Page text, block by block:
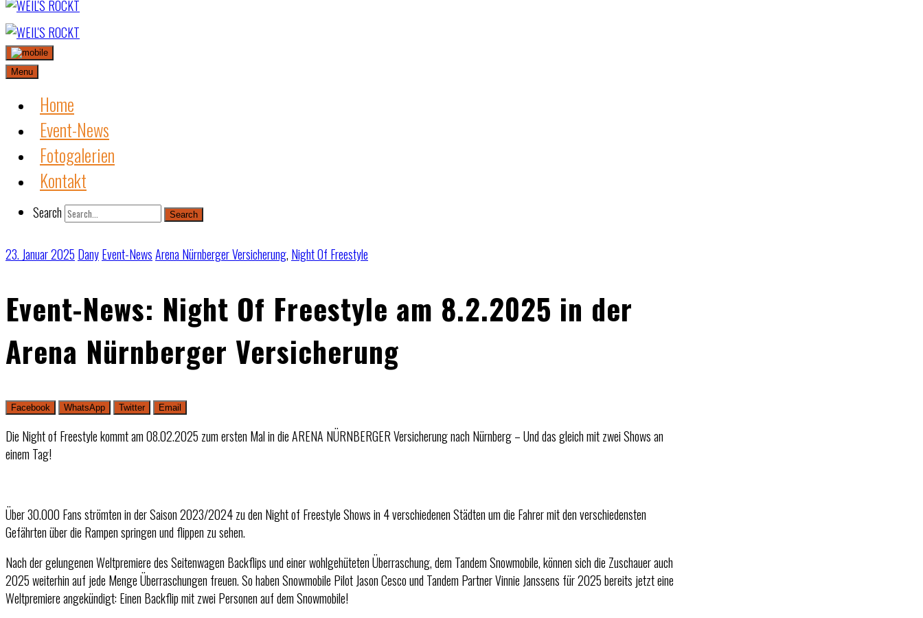
Skip
to
content
Menu
Home
Event-News
Fotogalerien
Kontakt
Search Search
23. Januar 2025 DanyEvent-NewsArena Nürnberger Versicherung, Night Of Freestyle
Event-News: Night Of Freestyle am 8.2.2025 in der
Arena Nürnberger Versicherung
Facebook WhatsApp Twitter Email
Die Night of Freestyle kommt am 08.02.2025 zum ersten Mal in die ARENA NÜRNBERGER Versicherung nach Nürnberg – Und das gleich mit zwei Shows an
einem Tag!
Über 30.000 Fans strömten in der Saison 2023/2024 zu den Night of Freestyle Shows in 4 verschiedenen Städten um die Fahrer mit den verschiedensten
Gefährten über die Rampen springen und flippen zu sehen.
Nach der gelungenen Weltpremiere des Seitenwagen Backflips und einer wohlgehüteten Überraschung, dem Tandem Snowmobile, können sich die Zuschauer auch
2025 weiterhin auf jede Menge Überraschungen freuen. So haben Snowmobile Pilot Jason Cesco und Tandem Partner Vinnie Janssens für 2025 bereits jetzt eine
Weltpremiere angekündigt: Einen Backflip mit zwei Personen auf dem Snowmobile!